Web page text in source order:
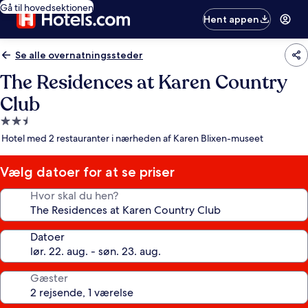
Gå til hovedsektionen
Hent appen
Se alle overnatningssteder
The Residences at Karen Country
Club
2.5-
stjernet
Hotel med 2 restauranter i nærheden af Karen Blixen-museet
Vælg datoer for at se priser
Hvor skal du hen?
Datoer
Gæster